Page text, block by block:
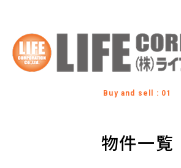
Buy and sell : 01
物件一覧